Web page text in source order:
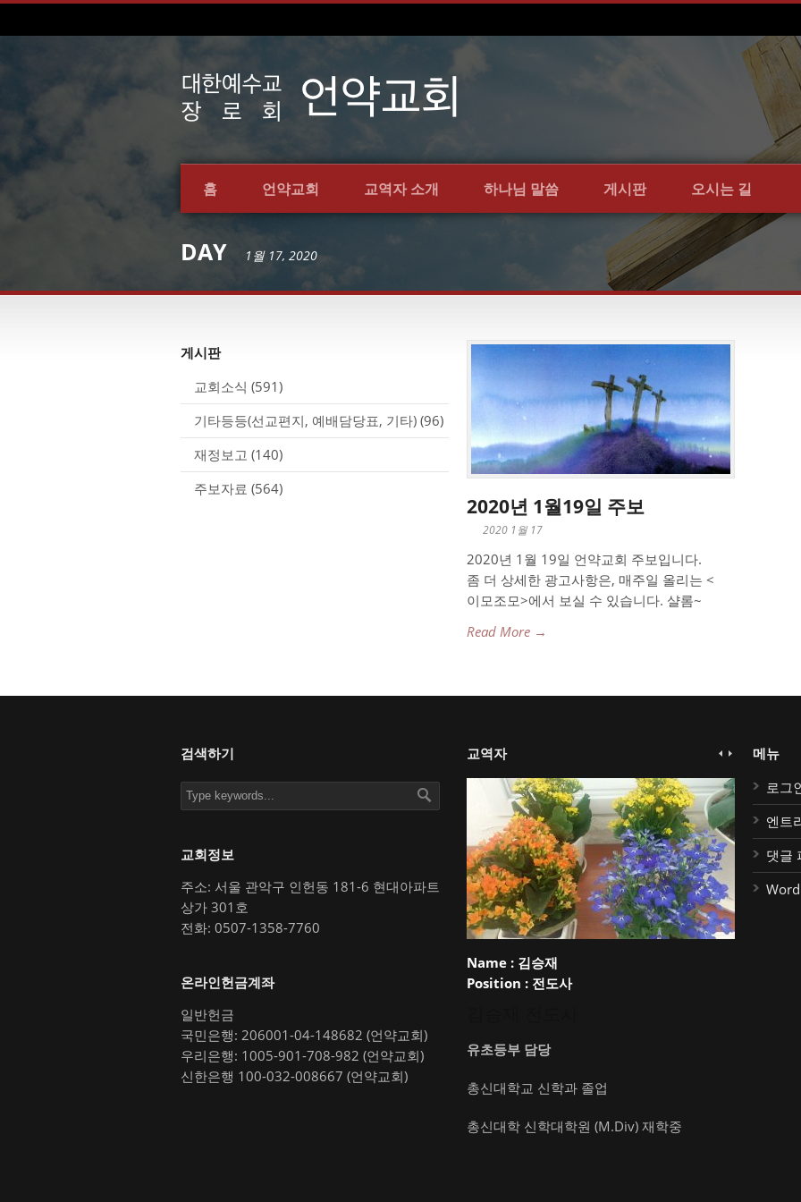
홈 언약교회 교역자 소개 하나님 말씀 게시판 오시는 길
DAY 1월 17, 2020
2020년 1월19일 주보
2020 1월 17
2020년 1월 19일 언약교회 주보입니다.
좀 더 상세한 광고사항은, 매주일 올리는 <
이모조모>에서 보실 수 있습니다. 샬롬~
Read More →
게시판
교회소식 (591)
기타등등(선교편지, 예배담당표, 기타) (96)
재정보고 (140)
주보자료 (564)
검색하기
교회정보
주소: 서울 관악구 인헌동 181-6 현대아파트
상가 301호
전화: 0507-1358-7760
온라인헌금계좌
일반헌금
국민은행: 206001-04-148682 (언약교회)
우리은행: 1005-901-708-982 (언약교회)
신한은행 100-032-008667 (언약교회)
교역자
Name :김승재
Position :전도사
유초등부 담당
총신대학교 신학과 졸업
총신대학 신학대학원 (M.Div) 재학중
메뉴
로그
엔트
댓글